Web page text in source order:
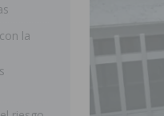
organiza un concierto
la